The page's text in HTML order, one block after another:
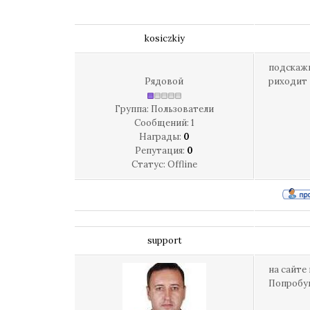
kosiczkiy
Рядовой
Группа: Пользователи
Сообщений: 1
Награды: 0
Репутация: 0
Статус: Offline
риходит
support
на